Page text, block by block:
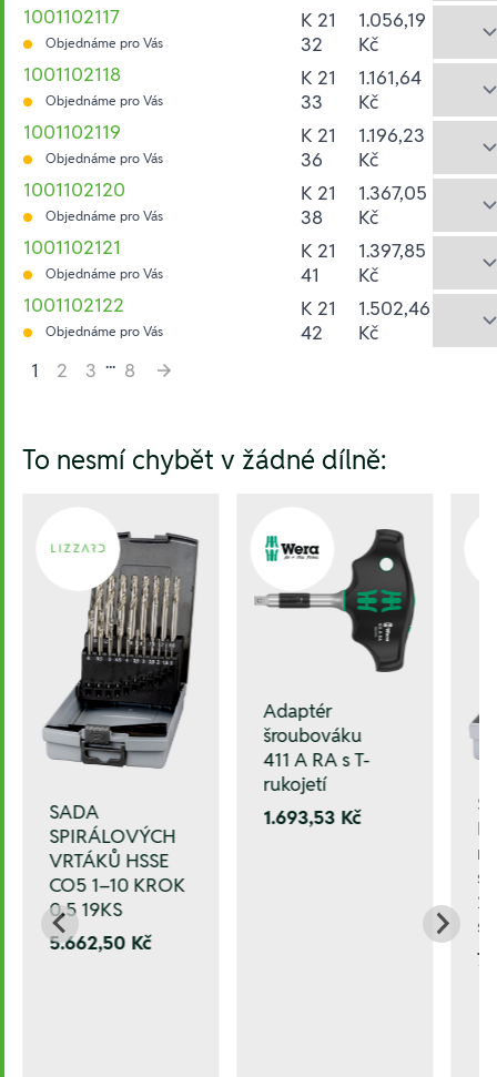
1001102117
Objednáme pro Vás
K 21
32
1.056,19
Kč
1001102118
Objednáme pro Vás
K 21
33
1.161,64
Kč
1001102119
Objednáme pro Vás
K 21
36
1.196,23
Kč
1001102120
Objednáme pro Vás
K 21
38
1.367,05
Kč
1001102121
Objednáme pro Vás
K 21
41
1.397,85
Kč
1001102122
Objednáme pro Vás
K 21
42
1.502,46
Kč
1
2 3 ... 8
To nesmí chybět v žádné dílně:
SADA
SPIRÁLOVÝCH
VRTÁKŮ HSSE
CO5 1–10 KROK
0,5 19KS
5.662,50 Kč
Adaptér
šroubováku
411 A RA s T-
rukojetí
1.693,53 Kč
st.